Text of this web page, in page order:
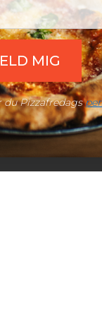
MIG
du Pizzafredags